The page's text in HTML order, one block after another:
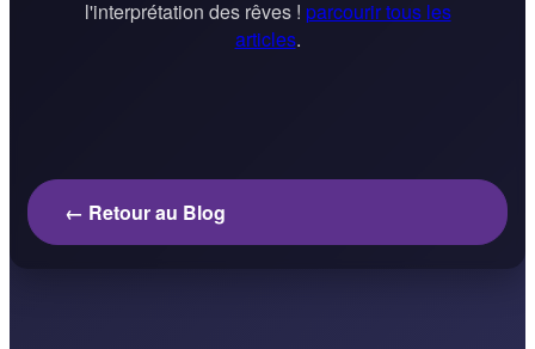
l'interprétation des rêves ! parcourir tous les
articles.
← Retour au Blog